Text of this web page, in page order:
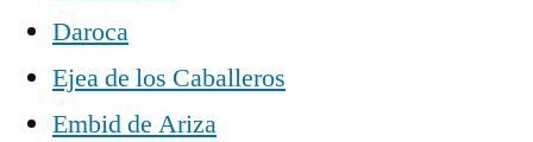
Daroca
Ejea de los Caballeros
Embid de Ariza